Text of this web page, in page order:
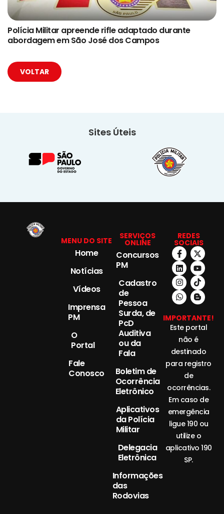
Polícia Militar apreende rifle adaptado durante
abordagem em São José dos Campos
VOLTAR
Sites Úteis
MENU DO SITE
Home
Notícias
Vídeos
Imprensa
PM
O
Portal
Fale
Conosco
SERVIÇOS
ONLINE
Concursos
PM
Cadastro
de
Pessoa
Surda, de
PcD
Auditiva
ou da
Fala
Boletim de
Ocorrência
Eletrônico
Aplicativos
da Polícia
Militar
Delegacia
Eletrônica
Informações
das
Rodovias
REDES
SOCIAIS
IMPORTANTE!
Este portal
não é
destinado
para registro
de
ocorrências.
Em caso de
emergência
ligue 190 ou
utilize o
aplicativo 190
SP.